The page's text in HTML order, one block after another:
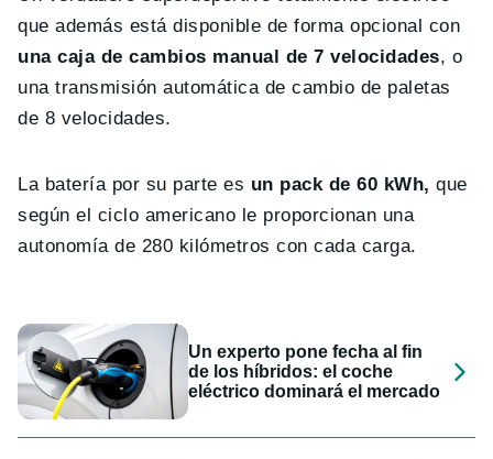
que además está disponible de forma opcional con
una caja de cambios manual de 7 velocidades, o
una transmisión automática de cambio de paletas
de 8 velocidades.
La batería por su parte es un pack de 60 kWh, que
según el ciclo americano le proporcionan una
autonomía de 280 kilómetros con cada carga.
Un experto pone fecha al fin
de los híbridos: el coche
eléctrico dominará el mercado